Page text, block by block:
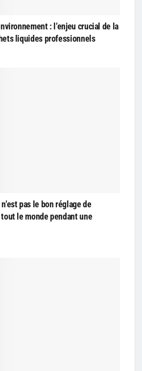
: l’enjeu crucial de la
liquides professionnels
pas le bon réglage de
le monde pendant une